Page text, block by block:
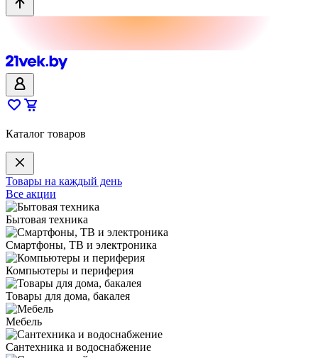
Каталог товаров
Товары на каждый день
Все акции
Бытовая техника
Смартфоны, ТВ и электроника
Компьютеры и периферия
Товары для дома, бакалея
Мебель
Сантехника и водоснабжение